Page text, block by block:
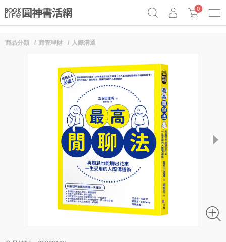
0
商品分類 商管理財 人際溝通
next